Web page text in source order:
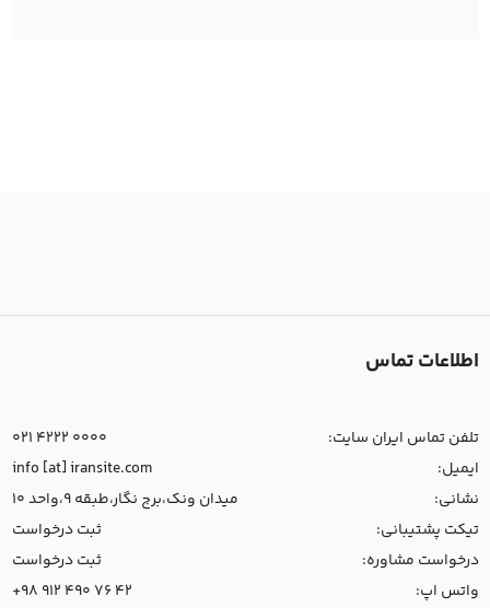
اطلاعات تماس
تلفن تماس ایران سایت:
021 4222 0000
ایمیل:
info [at] iransite.com
نشانی:
میدان ونک،برج نگار،طبقه 9،واحد 10
تیکت پشتیبانی:
ثبت درخواست
درخواست مشاوره:
ثبت درخواست
واتس اپ:
+98 912 490 76 42